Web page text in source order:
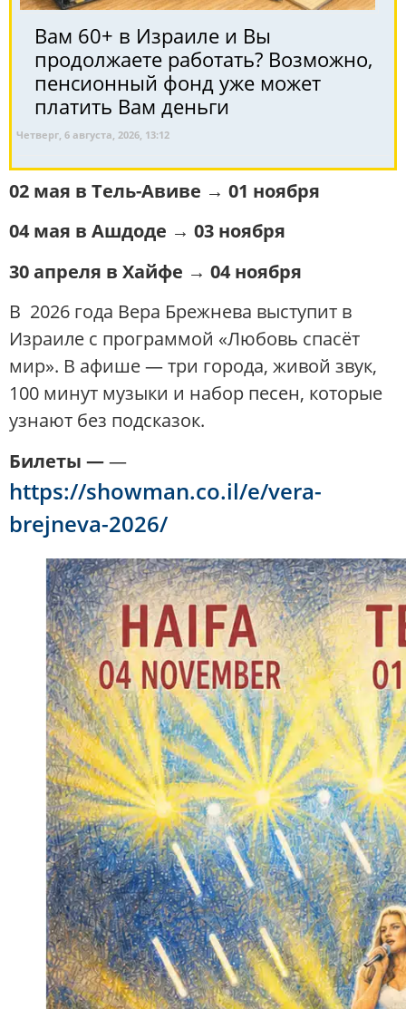
Вам 60+ в Израиле и Вы
продолжаете работать? Возможно,
пенсионный фонд уже может
платить Вам деньги
Четверг, 6 августа, 2026, 13:12
02 мая в Тель-Авиве → 01 ноября
04 мая в Ашдоде → 03 ноября
30 апреля в Хайфе → 04 ноября
В 2026 года Вера Брежнева выступит в
Израиле с программой «Любовь спасёт
мир». В афише — три города, живой звук,
100 минут музыки и набор песен, которые
узнают без подсказок.
Билеты ——
https://showman.co.il/e/vera-
brejneva-2026/